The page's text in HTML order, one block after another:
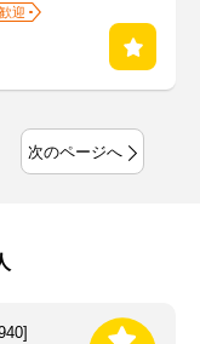
迎
次のページへ